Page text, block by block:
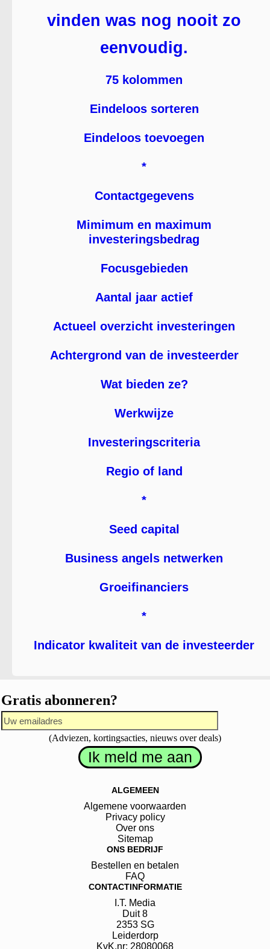
vinden was nog nooit zo
eenvoudig.
75 kolommen
Eindeloos sorteren
Eindeloos toevoegen
*
Contactgegevens
Mimimum en maximum
investeringsbedrag
Focusgebieden
Aantal jaar actief
Actueel overzicht investeringen
Achtergrond van de investeerder
Wat bieden ze?
Werkwijze
Investeringscriteria
Regio of land
*
Seed capital
Business angels netwerken
Groeifinanciers
*
Indicator kwaliteit van de investeerder
Gratis abonneren?
(Adviezen, kortingsacties, nieuws over deals)
ALGEMEEN
Algemene voorwaarden
Privacy policy
Over ons
Sitemap
ONS BEDRIJF
Bestellen en betalen
FAQ
CONTACTINFORMATIE
I.T. Media
Duit8
2353 SG
Leiderdorp
KvK.nr: 28080068